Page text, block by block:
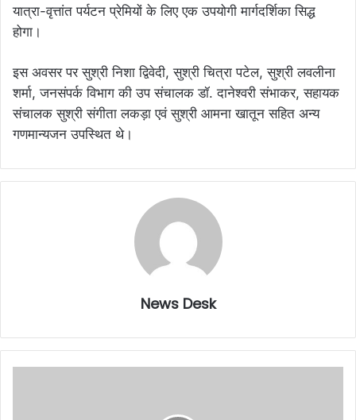
यात्रा-वृत्तांत पर्यटन प्रेमियों के लिए एक उपयोगी मार्गदर्शिका सिद्ध
होगा।
इस अवसर पर सुश्री निशा द्विवेदी, सुश्री चित्रा पटेल, सुश्री लवलीना
शर्मा, जनसंपर्क विभाग की उप संचालक डॉ. दानेश्वरी संभाकर, सहायक
संचालक सुश्री संगीता लकड़ा एवं सुश्री आमना खातून सहित अन्य
गणमान्यजन उपस्थित थे।
News Desk